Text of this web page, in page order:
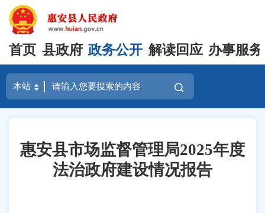
首页 县政府 政务公开 解读回应 办事服务
惠安县市场监督管理局2025年度
法治政府建设情况报告